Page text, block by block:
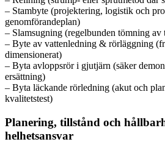
– Stambyte (projektering, logistik och
genomförandeplan)
– Slamsugning (regelbunden tömning av
– Byte av vattenledning & rörläggning
dimensionerat)
– Byta avloppsrör i gjutjärn (säker
ersättning)
– Byta läckande rörledning (akut och
kvalitetstest)
Planering, tillstånd och
helhetsansvar